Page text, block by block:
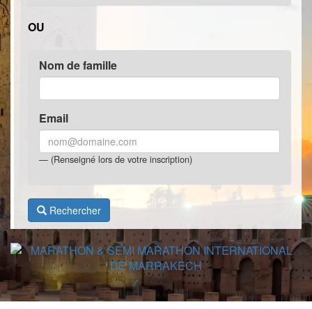
OU
Nom de famille
Email
(Renseigné lors de votre inscription)
Rechercher